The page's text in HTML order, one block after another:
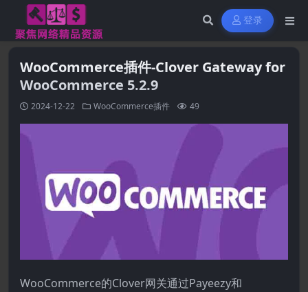
登录
WooCommerce插件-Clover Gateway for
WooCommerce 5.2.9
2024-12-22 WooCommerce插件 49
WooCommerce的Clover网关通过Payeezy和